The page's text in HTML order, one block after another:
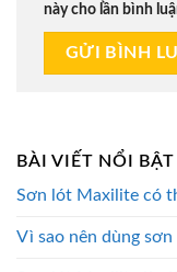
này cho lần bình
BÀI VIẾT NỔI BẬT
Sơn lót Maxilite có
Vì sao nên dùng